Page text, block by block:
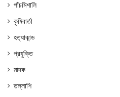
পাঁচমিশালি
কৃষিবার্তা
হত্যাকান্ড
প্রযুক্তি
মাদক
তল্লাশি